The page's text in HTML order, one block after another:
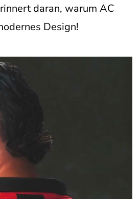
daran, warum AC
Design!